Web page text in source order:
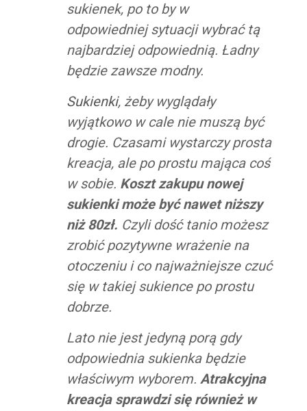
sukienek, po to by w
odpowiedniej sytuacji wybrać tą
najbardziej odpowiednią. Ładny
będzie zawsze modny.
Sukienki, żeby wyglądały
wyjątkowo w cale nie muszą być
drogie. Czasami wystarczy prosta
kreacja, ale po prostu mająca coś
w sobie. Koszt zakupu nowej
sukienki może być nawet niższy
niż 80zł. Czyli dość tanio możesz
zrobić pozytywne wrażenie na
otoczeniu i co najważniejsze czuć
się w takiej sukience po prostu
dobrze.
Lato nie jest jedyną porą gdy
odpowiednia sukienka będzie
właściwym wyborem. Atrakcyjna
kreacja sprawdzi się również w